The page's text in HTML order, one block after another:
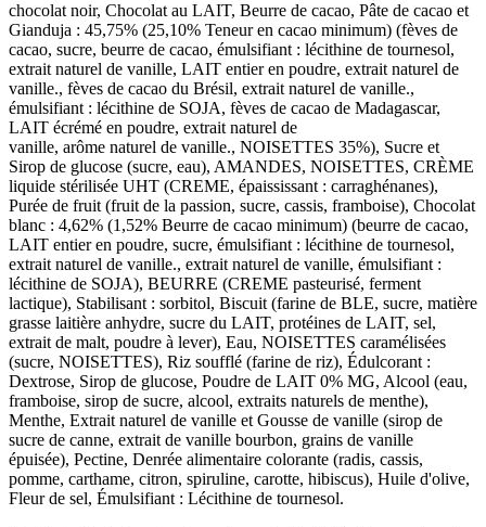
chocolat noir, Chocolat au LAIT, Beurre de cacao, Pâte de cacao et
Gianduja : 45,75% (25,10% Teneur en cacao minimum) (fèves de
cacao, sucre, beurre de cacao, émulsifiant : lécithine de tournesol,
extrait naturel de vanille, LAIT entier en poudre, extrait naturel de
vanille., fèves de cacao du Brésil, extrait naturel de vanille.,
émulsifiant : lécithine de SOJA, fèves de cacao de Madagascar,
LAIT écrémé en poudre, extrait naturel de
vanille, arôme naturel de vanille., NOISETTES 35%), Sucre et
Sirop de glucose (sucre, eau), AMANDES, NOISETTES, CRÈME
liquide stérilisée UHT (CREME, épaississant : carraghénanes),
Purée de fruit (fruit de la passion, sucre, cassis, framboise), Chocolat
blanc : 4,62% (1,52% Beurre de cacao minimum) (beurre de cacao,
LAIT entier en poudre, sucre, émulsifiant : lécithine de tournesol,
extrait naturel de vanille., extrait naturel de vanille, émulsifiant :
lécithine de SOJA), BEURRE (CREME pasteurisé, ferment
lactique), Stabilisant : sorbitol, Biscuit (farine de BLE, sucre, matière
grasse laitière anhydre, sucre du LAIT, protéines de LAIT, sel,
extrait de malt, poudre à lever), Eau, NOISETTES caramélisées
(sucre, NOISETTES), Riz soufflé (farine de riz), Édulcorant :
Dextrose, Sirop de glucose, Poudre de LAIT 0% MG, Alcool (eau,
framboise, sirop de sucre, alcool, extraits naturels de menthe),
Menthe, Extrait naturel de vanille et Gousse de vanille (sirop de
sucre de canne, extrait de vanille bourbon, grains de vanille
épuisée), Pectine, Denrée alimentaire colorante (radis, cassis,
pomme, carthame, citron, spiruline, carotte, hibiscus), Huile d'olive,
Fleur de sel, Émulsifiant : Lécithine de tournesol.